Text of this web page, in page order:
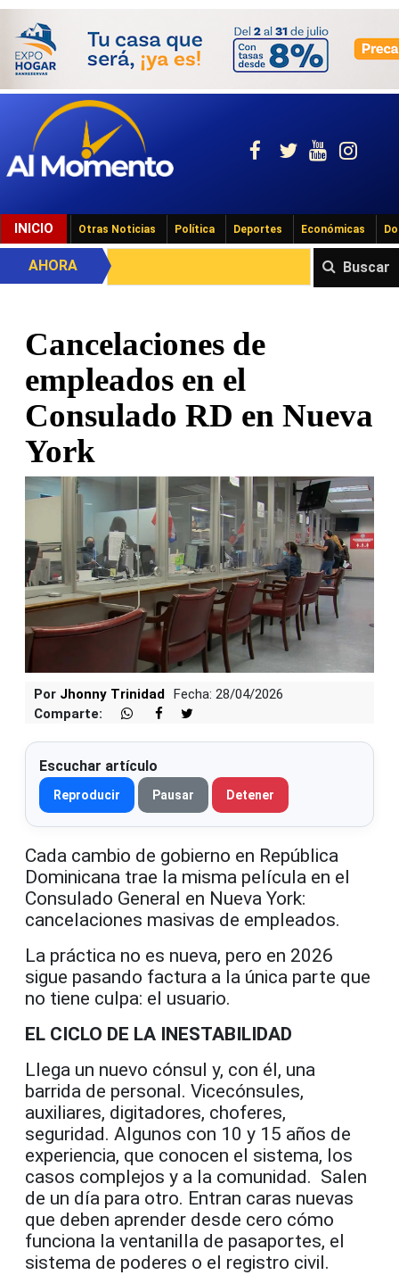
INICIO Otras Noticias Política Deportes Económicas
Buscar
AHORA
Cancelaciones de
empleados en el
Consulado RD en Nueva
York
Por Jhonny Trinidad Fecha: 28/04/2026
Comparte:
Escuchar artículo
Reproducir Pausar Detener
Cada cambio de gobierno en República
Dominicana trae la misma película en el
Consulado General en Nueva York:
cancelaciones masivas de empleados.
La práctica no es nueva, pero en 2026
sigue pasando factura a la única parte que
no tiene culpa: el usuario.
EL CICLO DE LA INESTABILIDAD
Llega un nuevo cónsul y, con él, una
barrida de personal. Vicecónsules,
auxiliares, digitadores, choferes,
seguridad. Algunos con 10 y 15 años de
experiencia, que conocen el sistema, los
casos complejos y a la comunidad. Salen
de un día para otro. Entran caras nuevas
que deben aprender desde cero cómo
funciona la ventanilla de pasaportes, el
sistema de poderes o el registro civil.